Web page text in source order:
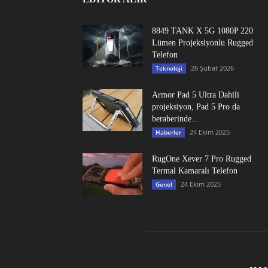
8849 TANK X 5G 1080P 220
Lümen Projeksiyonlu Rugged
Telefon
Teknoloji 26 Şubat 2026
Armor Pad 5 Ultra Dahili
projeksiyon, Pad 5 Pro da
beraberinde...
Haberler 24 Ekim 2025
RugOne Xever 7 Pro Rugged
Termal Kamaralı Telefon
Genel 24 Ekim 2025